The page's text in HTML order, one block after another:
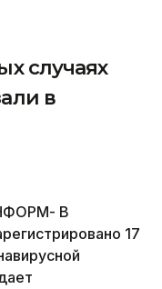
случаях
в
В
17